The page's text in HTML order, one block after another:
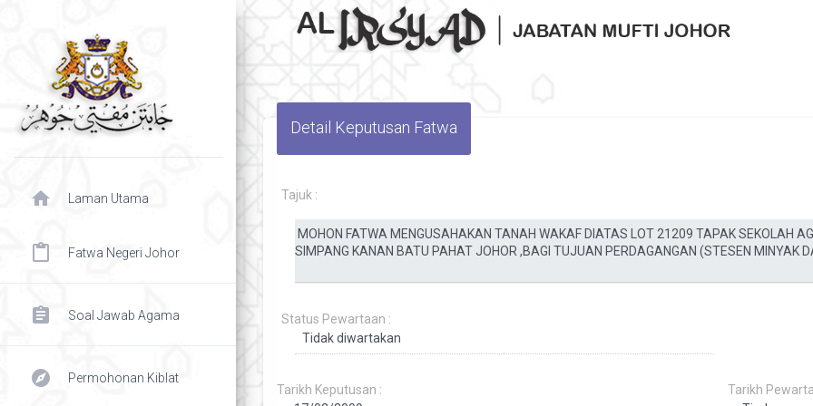
home Laman Utama
content_paste Fatwa Negeri Johor
assignment Soal Jawab Agama
explore Permohonan Kiblat
Detail Keputusan Fatwa
Tajuk :
Status Pewartaan :
Tarikh Keputusan : Tarikh